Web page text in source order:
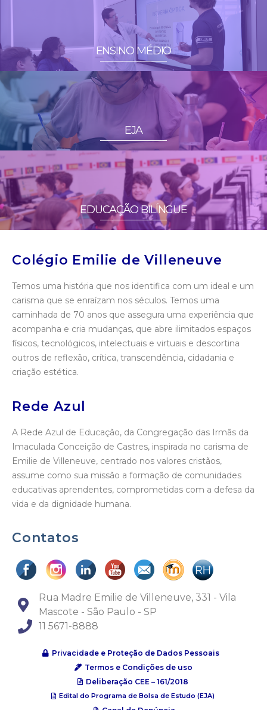
ENSINO MÉDIO
EJA
EDUCAÇÃO BILÍNGUE
Colégio Emilie de Villeneuve
Temos uma história que nos identifica com um ideal e um
carisma que se enraízam nos séculos. Temos uma
caminhada de 70 anos que assegura uma experiência que
acompanha e cria mudanças, que abre ilimitados espaços
físicos, tecnológicos, intelectuais e virtuais e descortina
outros de reflexão, crítica, transcendência, cidadania e
criação estética.
Rede Azul
A Rede Azul de Educação, da Congregação das Irmãs da
Imaculada Conceição de Castres, inspirada no carisma de
Emilie de Villeneuve, centrado nos valores cristãos,
assume como sua missão a formação de comunidades
educativas aprendentes, comprometidas com a defesa da
vida e da dignidade humana.
Contatos
Rua Madre Emilie de Villeneuve, 331 - Vila
Mascote - São Paulo - SP
11 5671-8888
Privacidade e Proteção de Dados Pessoais
Termos e Condições de uso
Deliberação CEE – 161/2018
Edital do Programa de Bolsa de Estudo (EJA)